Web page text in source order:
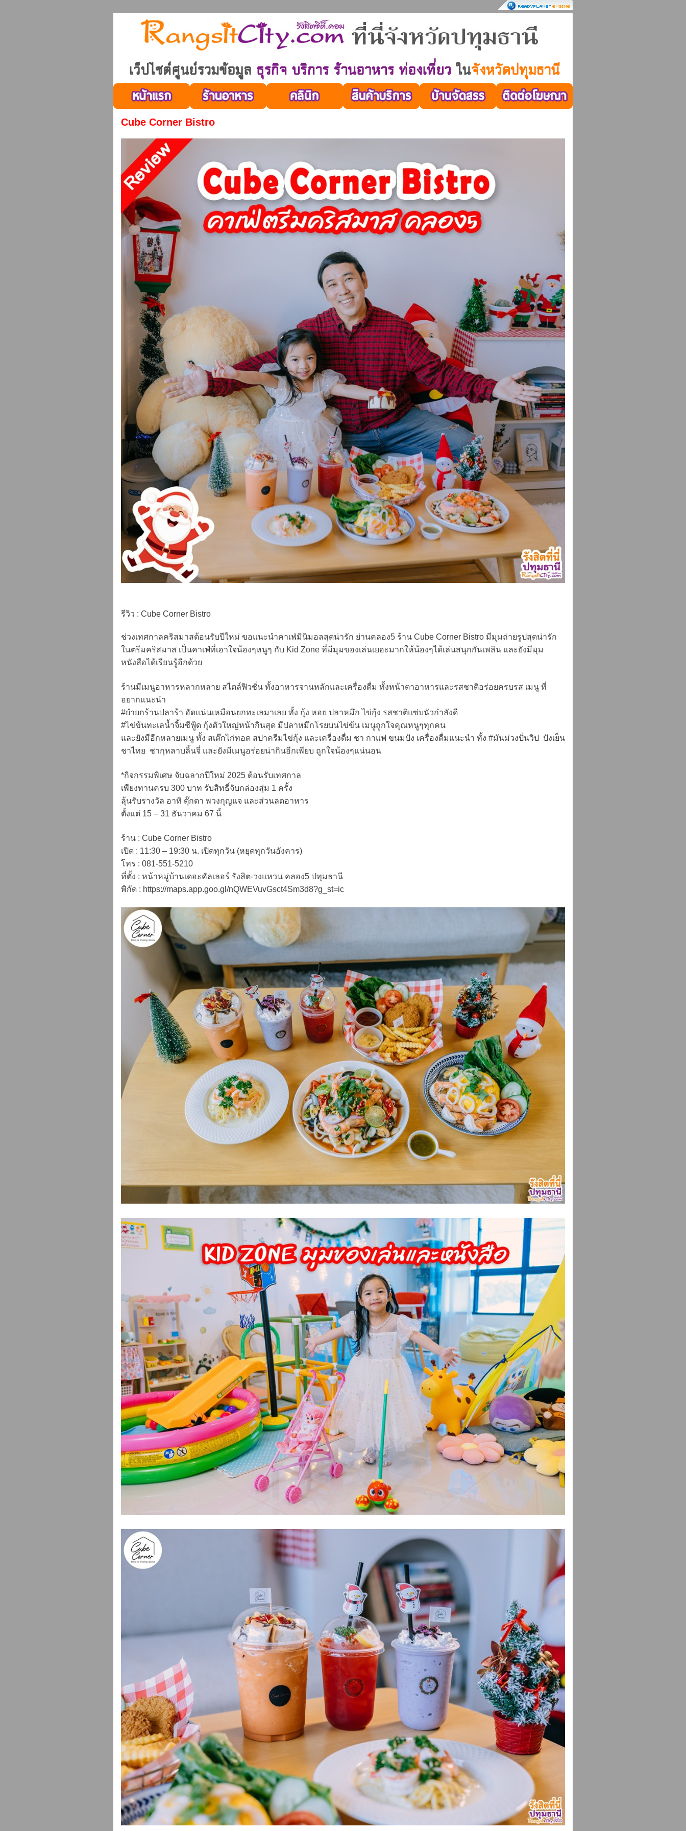
Cube Corner Bistro
รีวิว : Cube Corner Bistro
ช่วงเทศกาลคริสมาสต้อนรับปีใหม่ ขอแนะนำคาเฟ่มินิมอลสุดน่ารัก ย่านคลอง5 ร้าน Cube Corner Bistro มีมุมถ่ายรูปสุดน่ารัก
ในตรีมคริสมาส เป็นคาเฟ่ที่เอาใจน้องๆหนูๆ กับ Kid Zone ที่มีมุมของเล่นเยอะมากให้น้องๆได้เล่นสนุกกันเพลิน และยังมีมุม
หนังสือได้เรียนรู้อีกด้วย
ร้านมีเมนูอาหารหลากหลาย สไตล์ฟิวชั่น ทั้งอาหารจานหลักและเครื่องดื่ม ทั้งหน้าตาอาหารและรสชาติอร่อยครบรส เมนู ที่
อยากแนะนำ
#ยำยกร้านปลาร้า อัดแน่นเหมือนยกทะเลมาเลย ทั้ง กุ้ง หอย ปลาหมึก ไข่กุ้ง รสชาติแซ่บนัวกำลังดี
#ไข่ข้นทะเลน้ำจิ้มซีฟู้ด กุ้งตัวใหญ่หน้ากินสุด มีปลาหมึกโรยบนไข่ข้น เมนูถูกใจคุณหนูๆทุกคน
และยังมีอีกหลายเมนู ทั้ง สเต๊กไก่ทอด สปาครีมไข่กุ้ง และเครื่องดื่ม ชา กาแฟ ขนมปัง เครื่องดื่มแนะนำ ทั้ง #มันม่วงปั่นวิป ปังเย็น
ชาไทย ชากุหลาบลิ้นจี่ และยังมีเมนูอร่อยน่ากินอีกเพียบ ถูกใจน้องๆแน่นอน
*กิจกรรมพิเศษ จับฉลากปีใหม่ 2025 ต้อนรับเทศกาล
เพียงทานครบ 300 บาท รับสิทธิ์จับกล่องสุ่ม 1 ครั้ง
ลุ้นรับรางวัล อาทิ ตุ๊กตา พวงกุญแจ และส่วนลดอาหาร
ตั้งแต่ 15 – 31 ธันวาคม 67 นี้
ร้าน : Cube Corner Bistro
เปิด : 11:30 – 19:30 น. เปิดทุกวัน (หยุดทุกวันอังคาร)
โทร : 081-551-5210
ที่ตั้ง : หน้าหมู่บ้านเดอะคัลเลอร์ รังสิต-วงแหวน คลอง5 ปทุมธานี
พิกัด : https://maps.app.goo.gl/nQWEVuvGsct4Sm3d8?g_st=ic